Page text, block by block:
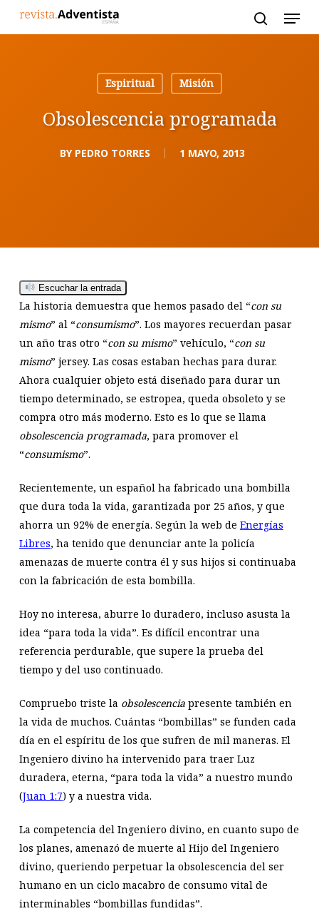
Espiritual
Misión
Obsolescencia programada
BY PEDRO TORRES 1 MAYO, 2013
Escuchar la entrada
La historia demuestra que hemos pasado del “con su
mismo” al “consumismo”. Los mayores recuerdan pasar
un año tras otro “con su mismo” vehículo, “con su
mismo” jersey. Las cosas estaban hechas para durar.
Ahora cualquier objeto está diseñado para durar un
tiempo determinado, se estropea, queda obsoleto y se
compra otro más moderno. Esto es lo que se llama
obsolescencia programada, para promover el
“consumismo”.
Recientemente, un español ha fabricado una bombilla
que dura toda la vida, garantizada por 25 años, y que
ahorra un 92% de energía. Según la web de Energías
Libres, ha tenido que denunciar ante la policía
amenazas de muerte contra él y sus hijos si continuaba
con la fabricación de esta bombilla.
Hoy no interesa, aburre lo duradero, incluso asusta la
idea “para toda la vida”. Es difícil encontrar una
referencia perdurable, que supere la prueba del
tiempo y del uso continuado.
Compruebo triste la obsolescenciapresente también en
la vida de muchos. Cuántas “bombillas” se funden cada
día en el espíritu de los que sufren de mil maneras. El
Ingeniero divino ha intervenido para traer Luz
duradera, eterna, “para toda la vida” a nuestro mundo
(Juan 1:7) y a nuestra vida.
La competencia del Ingeniero divino, en cuanto supo de
los planes, amenazó de muerte al Hijo del Ingeniero
divino, queriendo perpetuar la obsolescencia del ser
humano en un ciclo macabro de consumo vital de
interminables “bombillas fundidas”.